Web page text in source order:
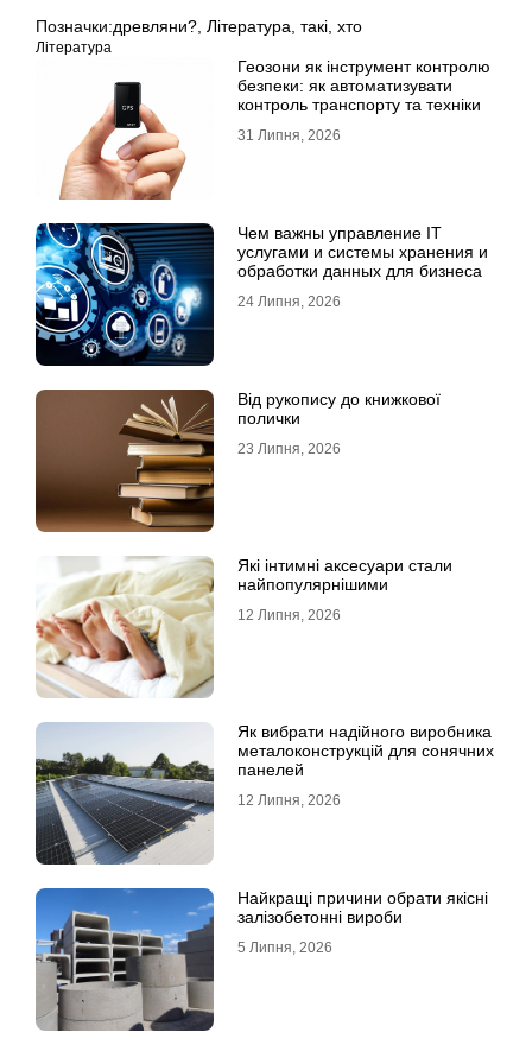
Позначки:древляни? Література такі хто
Література
Геозони як інструмент контролю
безпеки: як автоматизувати
контроль транспорту та техніки
31 Липня, 2026
Чем важны управление IT
услугами и системы хранения и
обработки данных для бизнеса
24 Липня, 2026
Від рукопису до книжкової
полички
23 Липня, 2026
Які інтимні аксесуари стали
найпопулярнішими
12 Липня, 2026
Як вибрати надійного виробника
металоконструкцій для сонячних
панелей
12 Липня, 2026
Найкращі причини обрати якісні
залізобетонні вироби
5 Липня, 2026